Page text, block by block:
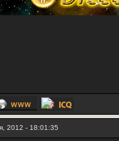
2012 - 18:01:35